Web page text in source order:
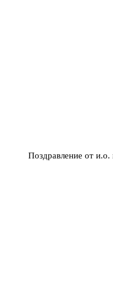
Поздравление от